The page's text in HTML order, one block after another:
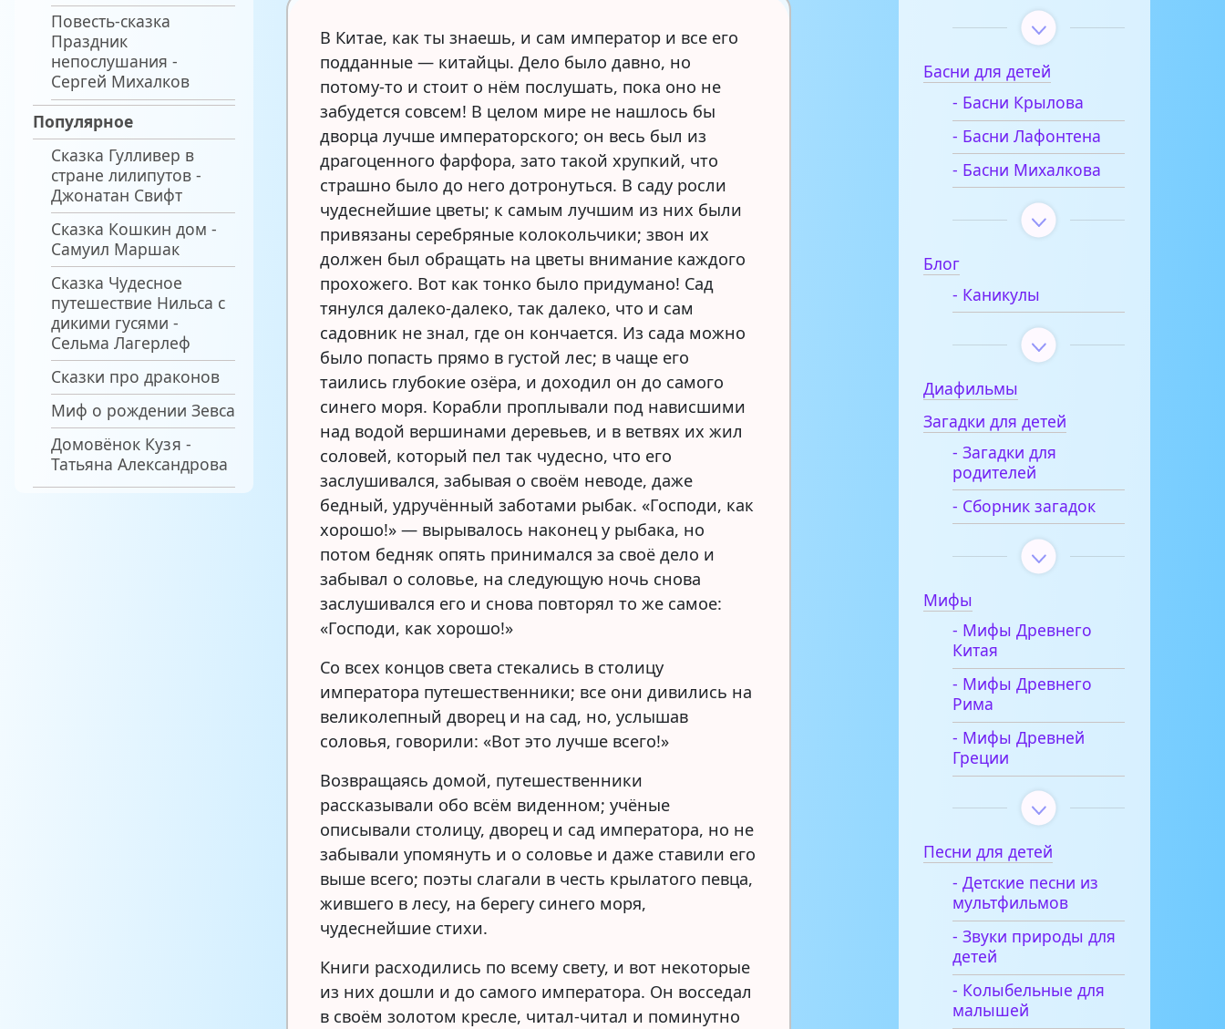
Повесть-сказка
Праздник
непослушания -
Сергей Михалков
Популярное
Сказка Гулливер в
стране лилипутов -
Джонатан Свифт
Сказка Кошкин дом -
Самуил Маршак
Сказка Чудесное
путешествие Нильса с
дикими гусями -
Сельма Лагерлеф
Сказки про драконов
Миф о рождении Зевса
Домовёнок Кузя -
Татьяна Александрова
В Китае, как ты знаешь, и сам император и все его
подданные — китайцы. Дело было давно, но
потому-то и стоит о нём послушать, пока оно не
забудется совсем! В целом мире не нашлось бы
дворца лучше императорского; он весь был из
драгоценного фарфора, зато такой хрупкий, что
страшно было до него дотронуться. В саду росли
чудеснейшие цветы; к самым лучшим из них были
привязаны серебряные колокольчики; звон их
должен был обращать на цветы внимание каждого
прохожего. Вот как тонко было придумано! Сад
тянулся далеко-далеко, так далеко, что и сам
садовник не знал, где он кончается. Из сада можно
было попасть прямо в густой лес; в чаще его
таились глубокие озёра, и доходил он до самого
синего моря. Корабли проплывали под нависшими
над водой вершинами деревьев, и в ветвях их жил
соловей, который пел так чудесно, что его
заслушивался, забывая о своём неводе, даже
бедный, удручённый заботами рыбак. «Господи, как
хорошо!» — вырывалось наконец у рыбака, но
потом бедняк опять принимался за своё дело и
забывал о соловье, на следующую ночь снова
заслушивался его и снова повторял то же самое:
«Господи, как хорошо!»
Со всех концов света стекались в столицу
императора путешественники; все они дивились на
великолепный дворец и на сад, но, услышав
соловья, говорили: «Вот это лучше всего!»
Возвращаясь домой, путешественники
рассказывали обо всём виденном; учёные
описывали столицу, дворец и сад императора, но не
забывали упомянуть и о соловье и даже ставили его
выше всего; поэты слагали в честь крылатого певца,
жившего в лесу, на берегу синего моря,
чудеснейшие стихи.
Книги расходились по всему свету, и вот некоторые
из них дошли и до самого императора. Он восседал
в своём золотом кресле, читал-читал и поминутно
Басни для детей
- Басни Крылова
- Басни Лафонтена
- Басни Михалкова
Блог
- Каникулы
Диафильмы
Загадки для детей
- Загадки для
родителей
- Сборник загадок
Мифы
- Мифы Древнего
Китая
- Мифы Древнего
Рима
- Мифы Древней
Греции
Песни для детей
- Детские песни из
мультфильмов
- Звуки природы для
детей
- Колыбельные для
малышей